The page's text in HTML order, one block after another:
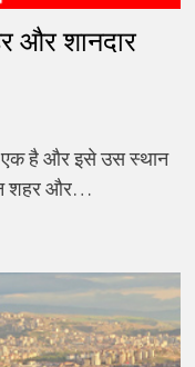
और शानदार
है और इसे उस स्थान
शहर और…